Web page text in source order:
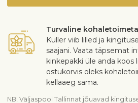
riidest sisuga. Väärtuslik korv, mida
pakitakse kaunisse tsellofaani.
Toote üleandmisel kontrollib
vanust.
Toote tellimisega kinnitab ostja,
aastat vana.
Turvaline
Kuller viib lilled ja
saajani. Vaata täpsemat
kinkepakki üle anda koos
ostukorvis oleks
kellaaeg sama.
NB! Väljaspool Tallinnat jõuavad